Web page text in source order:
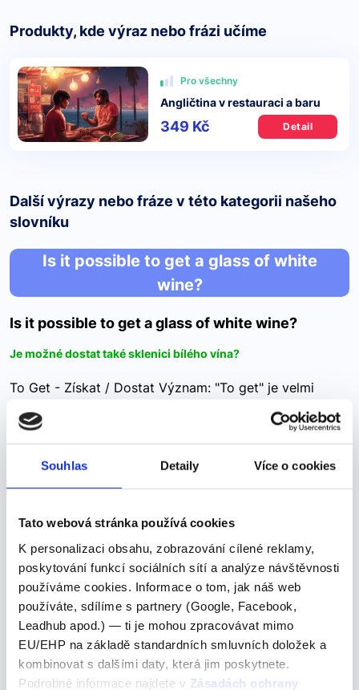
Souhlas Detaily Více o cookies
Tato webová stránka používá cookies
K personalizaci obsahu, zobrazování cílené reklamy,
poskytování funkcí sociálních sítí a analýze návštěvnosti
používáme cookies. Informace o tom, jak náš web
používáte, sdílíme s partnery (Google, Facebook,
Leadhub apod.) — ti je mohou zpracovávat mimo
EU/EHP na základě standardních smluvních doložek a
kombinovat s dalšími daty, která jim poskytnete.
Podrobné informace najdete v Zásadách ochrany
Produkty, kde výraz nebo frázi učíme
Pro všechny
Angličtina v restauraci a baru
349 Kč Detail
Další výrazy nebo fráze v této kategorii našeho
slovníku
Is it possible to get a glass of white
wine?
Is it possible to get a glass of white wine?
Je možné dostat také sklenici bílého vína?
To Get - Získat / Dostat Význam: "To get" je velmi
univerzální sloveso a může mít různé významy v
závislosti na kontextu. Nejčastěji se používá pro
vyjádření získání, obdržení nebo dosažení něčeho.…
black hair and light green
black hair and light green
použití barev v AJ
Použití barev v angličtině Barvy jsou základním prvkem
našeho každodenního života a hrají důležitou roli v
komunikaci. Znalost základních barev vám pomůže
lépe vyjádřit své myšlenky a záměry v…